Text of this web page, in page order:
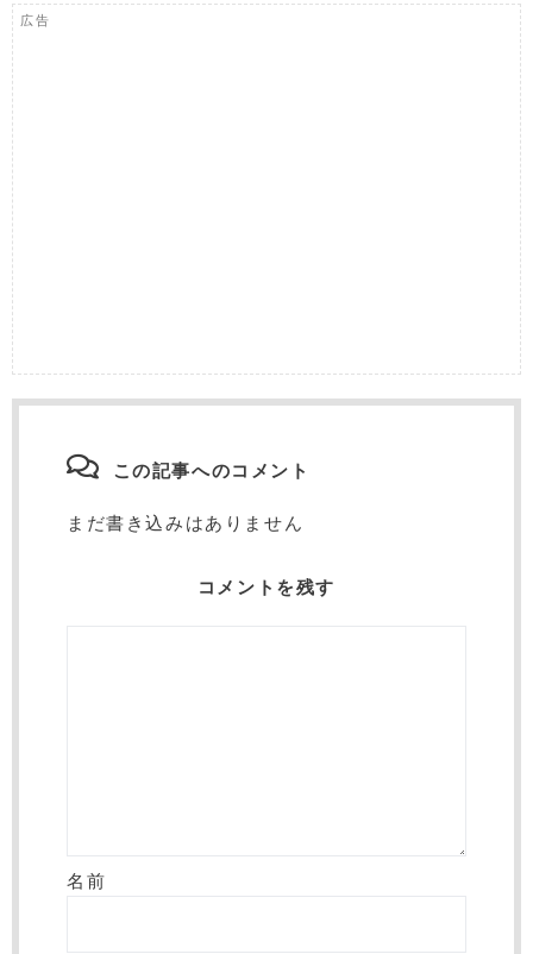
広告
この記事へのコメント
まだ書き込みはありません
コメントを残す
名前